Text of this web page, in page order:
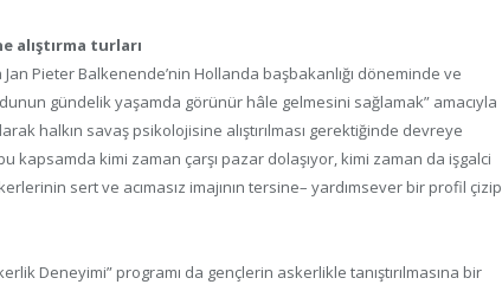
alıştırma turları
Pieter Balkenende’nin Hollanda başbakanlığı döneminde ve
gündelik yaşamda görünür hâle gelmesini sağlamak” amacıyla
halkın savaş psikolojisine alıştırılması gerektiğinde devreye
kapsamda kimi zaman çarşı pazar dolaşıyor, kimi zaman da işgalci
sert ve acımasız imajının tersine– yardımsever bir profil çizip
Deneyimi” programı da gençlerin askerlikle tanıştırılmasına bir